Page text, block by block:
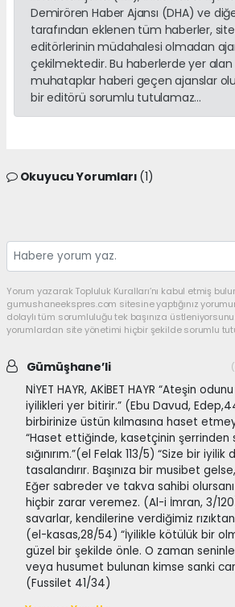
Demirören Haber Ajansı (DHA) ve
tarafından eklenen tüm haberler,
editörlerinin müdahalesi olmadan
çekilmektedir. Bu haberlerde yer alan
muhataplar haberi geçen ajanslar
bir editörü sorumlu tutulamaz...
Okuyucu Yorumları (1)
Yorum yazarak Topluluk Kuralları’nı kabul etmiş
gumushaneekspres.com sitesine yaptığınız
dolaylı tüm sorumluluğu tek başınıza
yorumlardan site yönetimi hiçbir şekilde sorumlu
Gümüşhane’li
NİYET HAYR, AKİBET HAYR “Ateşin
iyilikleri yer bitirir.” (Ebu Davud,
birbirinize üstün kılmasına haset
“Haset ettiğinde, kasetçinin şerrinden
sığınırım.”(el Felak 113/5) “Size bir
tasalandırır. Başınıza bir musibet
Eğer sabreder ve takva sahibi
hiçbir zarar veremez. (Al-i İmran, 3/
savarlar, kendilerine verdiğimiz
(el-kasas,28/54) “İyilikle kötülük bir
güzel bir şekilde önle. O zaman
veya husumet bulunan kimse sanki
(Fussilet 41/34)